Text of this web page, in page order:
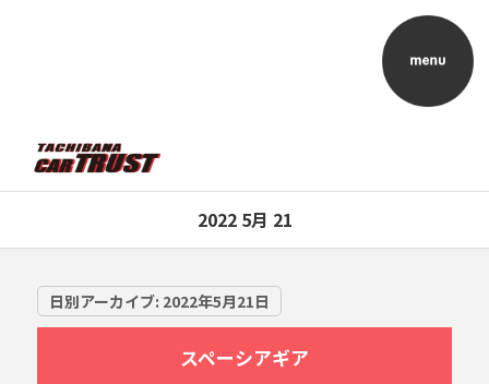
2022 5月 21
日別アーカイブ: 2022年5月21日
スペーシアギア